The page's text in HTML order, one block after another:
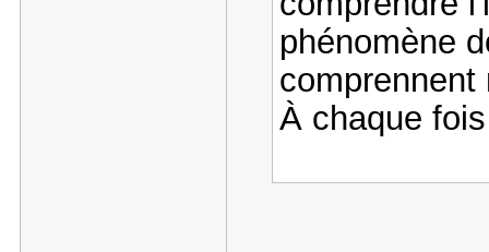
phénomène
À chaque